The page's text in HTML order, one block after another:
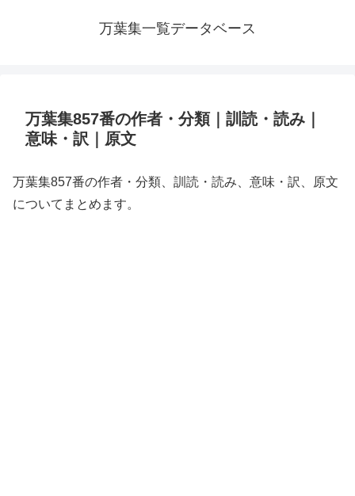
万葉集一覧データベース
万葉集857番の作者・分類｜訓読・読み｜
意味・訳｜原文
万葉集857番の作者・分類、訓読・読み、意味・訳、原文
についてまとめます。